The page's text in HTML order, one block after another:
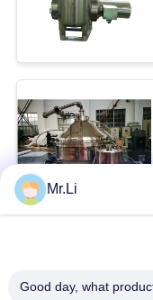
Mr.Li
Good day, what